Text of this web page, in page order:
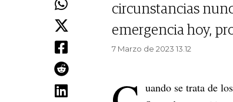
circunstancias
emergencia hoy,
7 Marzo de 2023 13.12
uando se trata de